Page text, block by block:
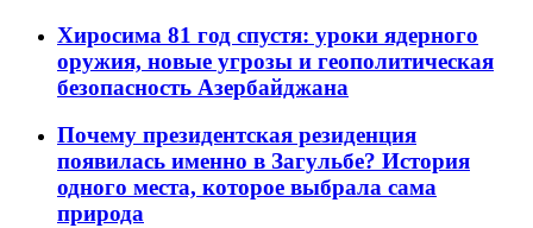
Хиросима 81 год спустя: уроки ядерного
оружия, новые угрозы и геополитическая
безопасность Азербайджана
Почему президентская резиденция
появилась именно в Загульбе? История
одного места, которое выбрала сама
природа